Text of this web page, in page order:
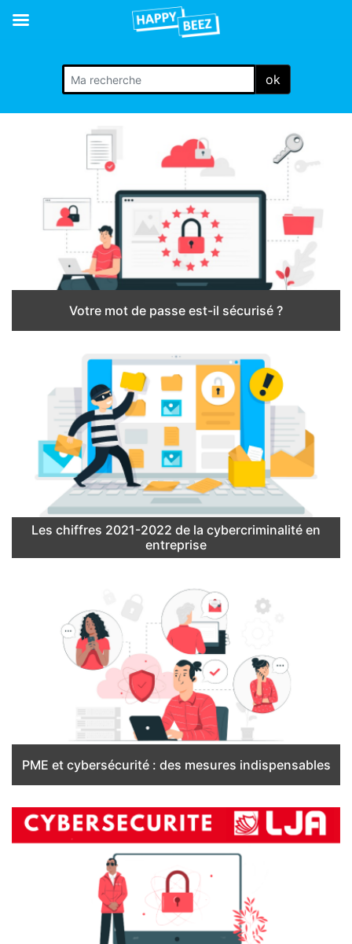
ok
Votre mot de passe est-il sécurisé ?
Les chiffres 2021-2022 de la cybercriminalité en
entreprise
PME et cybersécurité : des mesures indispensables